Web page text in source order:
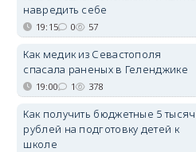
навредить себе
19:15 0 57
Как медик из Севастополя
спасала раненых в Геленджике
19:00 1 378
Как получить бюджетные 5 тысяч
рублей на подготовку детей к
школе